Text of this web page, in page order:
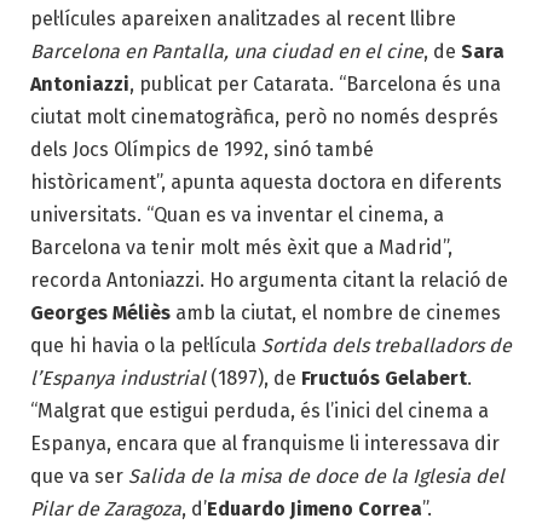
pel·lícules apareixen analitzades al recent llibre
Barcelona en Pantalla, una ciudad en el cine, de Sara
Antoniazzi, publicat per Catarata. “Barcelona és una
ciutat molt cinematogràfica, però no només després
dels Jocs Olímpics de 1992, sinó també
històricament”, apunta aquesta doctora en diferents
universitats. “Quan es va inventar el cinema, a
Barcelona va tenir molt més èxit que a Madrid”,
recorda Antoniazzi. Ho argumenta citant la relació de
Georges Méliès amb la ciutat, el nombre de cinemes
que hi havia o la pel·lícula Sortida dels treballadors de
l’Espanya industrial (1897), de Fructuós Gelabert.
“Malgrat que estigui perduda, és l’inici del cinema a
Espanya, encara que al franquisme li interessava dir
que va ser Salida de la misa de doce de la Iglesia del
Pilar de Zaragoza, d’Eduardo Jimeno Correa”.